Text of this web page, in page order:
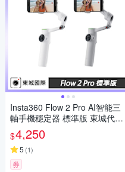
Insta360 Flow 2 Pro AI智能三
軸手機穩定器 標準版 東城代理
公司貨
$4,250
5 (1)
券